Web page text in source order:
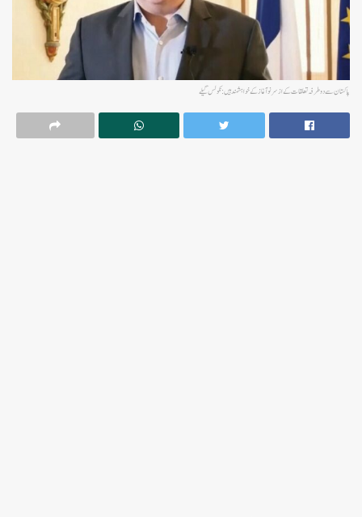
پاکستان سے دوطرفہ تعلقات کے ازسرنو آغاز کے خواہشمند ہیں: نکولس گیلے